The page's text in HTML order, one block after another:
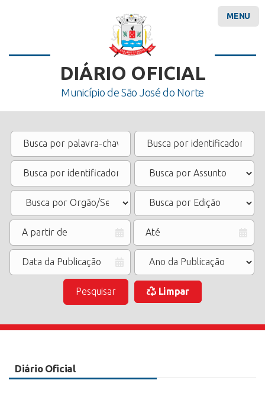
DIÁRIO OFICIAL
Município de São José do Norte
Pesquisar Limpar
MENU
Diário Oficial